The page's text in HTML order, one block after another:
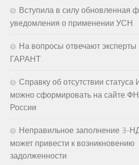
Вступила в силу обновленная
уведомления о применении УСН
На вопросы отвечают эксперты
ГАРАНТ
Справку об отсутствии статуса
можно сформировать на сайте
России
Неправильное заполнение 3-
может привести к возникновению
задолженности